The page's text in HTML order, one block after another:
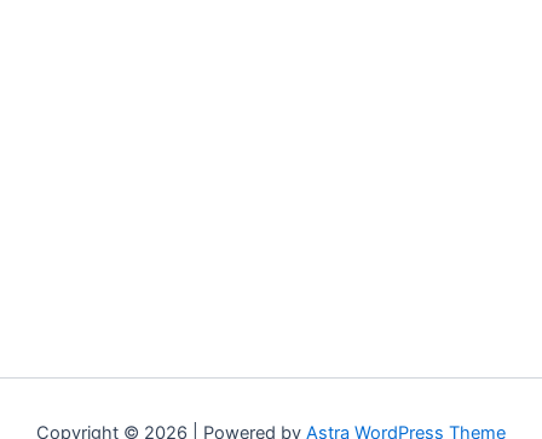
Copyright © 2026 | Powered by Astra WordPress Theme